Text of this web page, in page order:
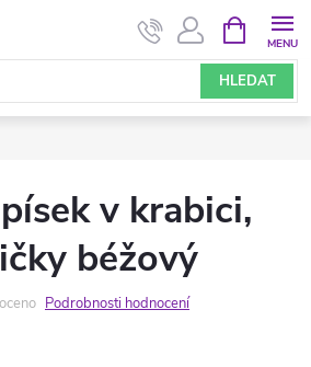
HLEDAT
NÁKUPNÍ
KOŠÍK
v krabici,
béžový
Podrobnosti hodnocení